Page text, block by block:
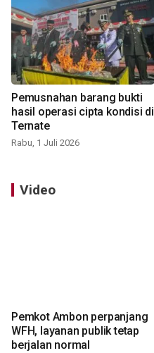
Pemusnahan barang bukti
hasil operasi cipta kondisi di
Ternate
Rabu, 1 Juli 2026
Video
Pemkot Ambon perpanjang
WFH, layanan publik tetap
berjalan normal